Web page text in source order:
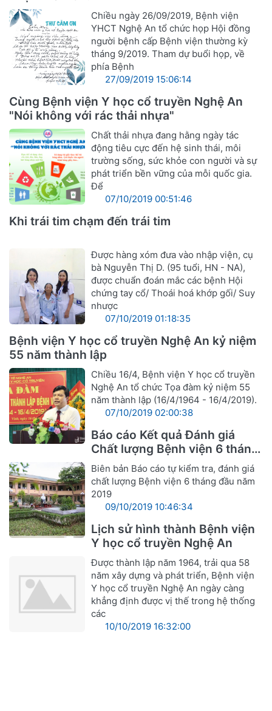
Chiều ngày 26/09/2019, Bệnh viện
YHCT Nghệ An tổ chức họp Hội đồng
người bệnh cấp Bệnh viện thường kỳ
tháng 9/2019. Tham dự buổi họp, về
phía Bệnh
27/09/2019 15:06:14
Cùng Bệnh viện Y học cổ truyền Nghệ An
"Nói không với rác thải nhựa"
Chất thải nhựa đang hằng ngày tác
động tiêu cực đến hệ sinh thái, môi
trường sống, sức khỏe con người và sự
phát triển bền vững của mỗi quốc gia.
Để
07/10/2019 00:51:46
Khi trái tim chạm đến trái tim
Được hàng xóm đưa vào nhập viện, cụ
bà Nguyễn Thị D. (95 tuổi, HN - NA),
được chuẩn đoán mắc các bệnh Hội
chứng tay cổ/ Thoái hoá khớp gối/ Suy
nhược
07/10/2019 01:18:35
Bệnh viện Y học cổ truyền Nghệ An kỷ niệm
55 năm thành lập
Chiều 16/4, Bệnh viện Y học cổ truyền
Nghệ An tổ chức Tọa đàm kỷ niệm 55
năm thành lập (16/4/1964 - 16/4/2019).
07/10/2019 02:00:38
Báo cáo Kết quả Đánh giá
Chất lượng Bệnh viện 6 tháng
đầu năm 2019
Biên bản Báo cáo tự kiểm tra, đánh giá
chất lượng Bệnh viện 6 tháng đầu năm
2019
09/10/2019 10:46:34
Lịch sử hình thành Bệnh viện
Y học cổ truyền Nghệ An
Được thành lập năm 1964, trải qua 58
năm xây dựng và phát triển, Bệnh viện
Y học cổ truyền Nghệ An ngày càng
khẳng định được vị thế trong hệ thống
các
10/10/2019 16:32:00